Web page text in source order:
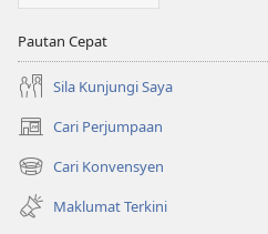
Pautan Cepat
Sila Kunjungi Saya
Cari Perjumpaan
(membuka
tetingkap
baharu)
Cari Konvensyen
(membuka
tetingkap
baharu)
Maklumat Terkini